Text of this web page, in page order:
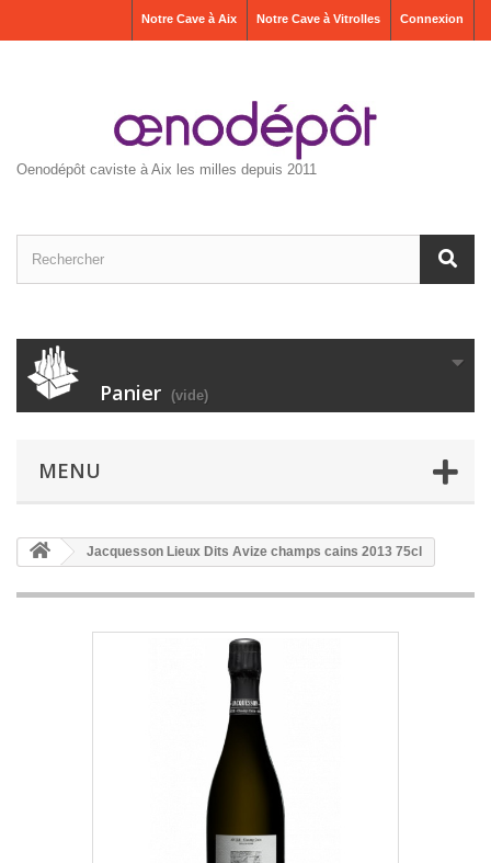
Connexion
Notre Cave à Vitrolles
Notre Cave à Aix
Oenodépôt caviste à Aix les milles depuis 2011
Panier (vide)
MENU
Jacquesson Lieux Dits Avize champs cains 2013 75cl